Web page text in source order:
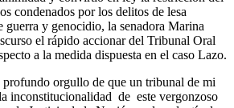
condenados por los delitos de lesa
guerra y genocidio, la senadora Marina
el rápido accionar del Tribunal Oral
a la medida dispuesta en el caso Lazo.
profundo orgullo de que un tribunal de mi
inconstitucionalidad de este vergonzoso